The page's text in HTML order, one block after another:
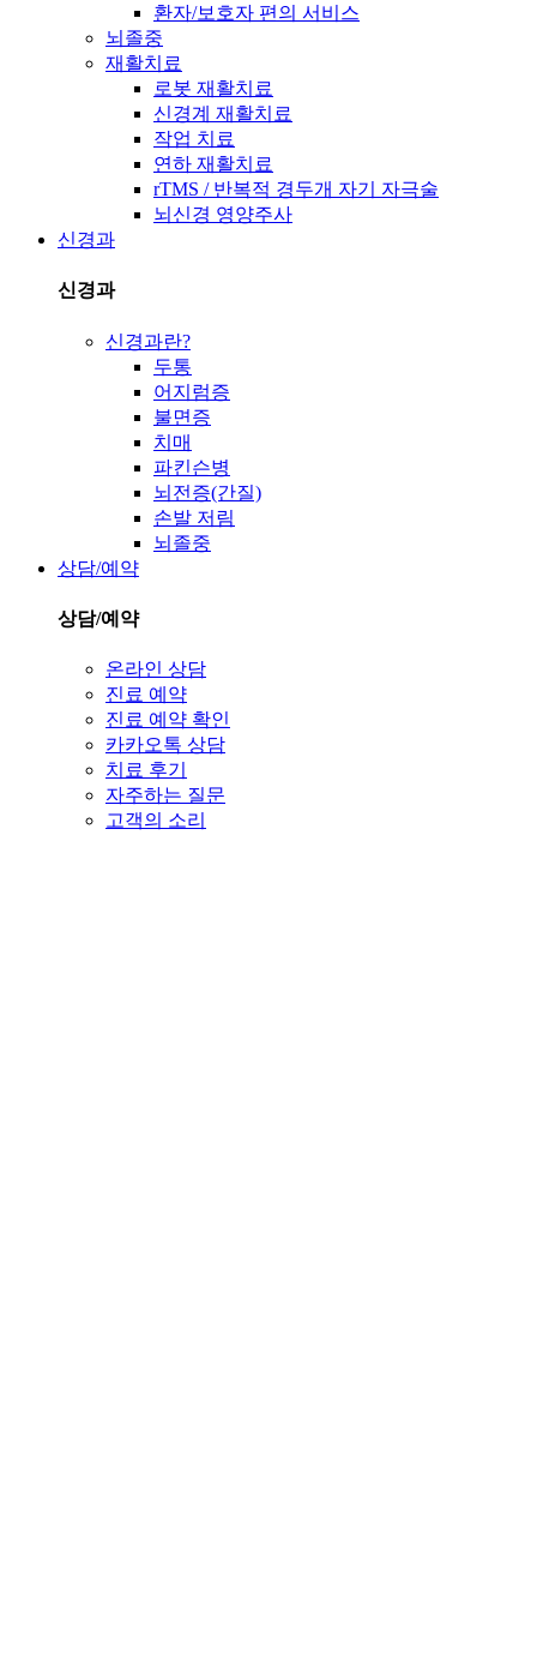
환자/보호자 편의 서비스
뇌졸중
재활치료
로봇 재활치료
신경계 재활치료
작업 치료
연하 재활치료
rTMS / 반복적 경두개 자기 자극술
뇌신경 영양주사
신경과
신경과
신경과란?
두통
어지럼증
불면증
치매
파킨슨병
뇌전증(간질)
손발 저림
뇌졸중
상담/예약
상담/예약
온라인 상담
진료 예약
진료 예약 확인
카카오톡 상담
치료 후기
자주하는 질문
고객의 소리